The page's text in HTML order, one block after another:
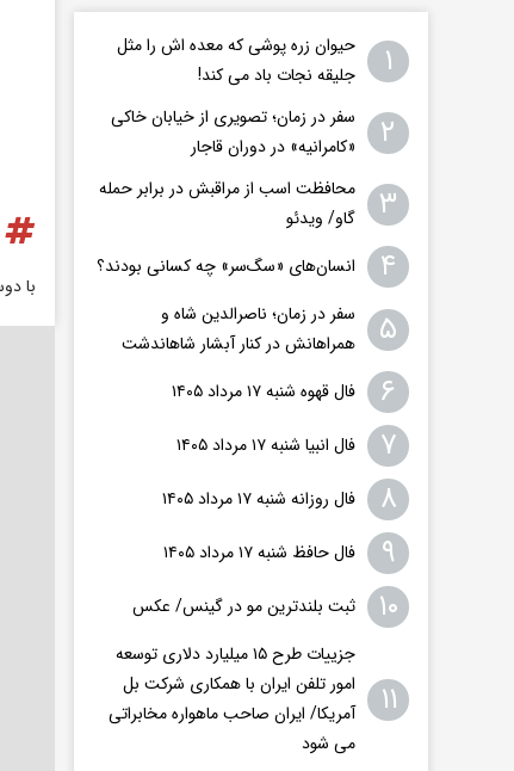
با
۱
حیوان زره پوشی که معده اش را مثل
جلیقه نجات باد می کند!
۲
سفر در زمان؛ تصویری از خیابان خاکی
«کامرانیه» در دوران قاجار
۳
محافظت اسب از مراقبش در برابر حمله
گاو/ ویدئو
۴ انسان‌های «سگ‌سر» چه کسانی بودند؟
۵
سفر در زمان؛ ناصرالدین شاه و
همراهانش در کنار آبشار شاهاندشت
۶ فال قهوه شنبه ۱۷ مرداد ۱۴۰۵
۷ فال انبیا شنبه ۱۷ مرداد ۱۴۰۵
۸ فال روزانه شنبه ۱۷ مرداد ۱۴۰۵
۹ فال حافظ شنبه ۱۷ مرداد ۱۴۰۵
۱۰ ثبت بلندترین مو در گینس/ عکس
۱۱
جزییات طرح ۱۵ میلیارد دلاری توسعه
امور تلفن ایران با همکاری شرکت بل
آمریکا/ ایران صاحب ماهواره مخابراتی
می شود